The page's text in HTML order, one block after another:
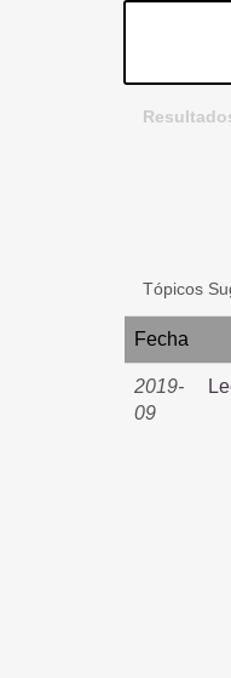
Tópicos
Fecha
2019-
09